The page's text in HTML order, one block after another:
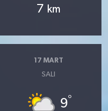
7 km
17 MART
SALI
9°